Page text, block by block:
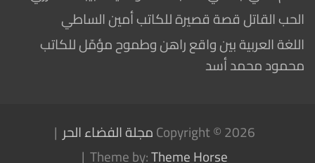
الحب القاتل قصة قصيرة للكاتب أمين الساطي
اللغة العربية بين واقع راهن وطموح مؤمّل للكاتب
محمود محمد أسد
Copyright © 2026مجلة الفضاء الحر
Theme by:Theme Horse